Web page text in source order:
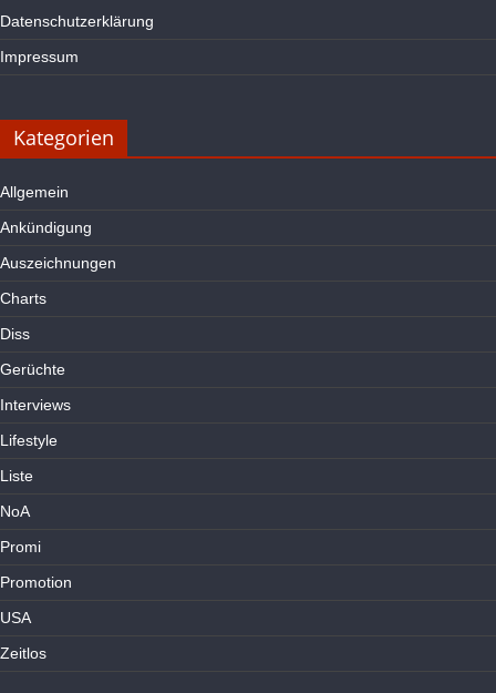
Datenschutzerklärung
Impressum
Kategorien
Allgemein
Ankündigung
Auszeichnungen
Charts
Diss
Gerüchte
Interviews
Lifestyle
Liste
NoA
Promi
Promotion
USA
Zeitlos